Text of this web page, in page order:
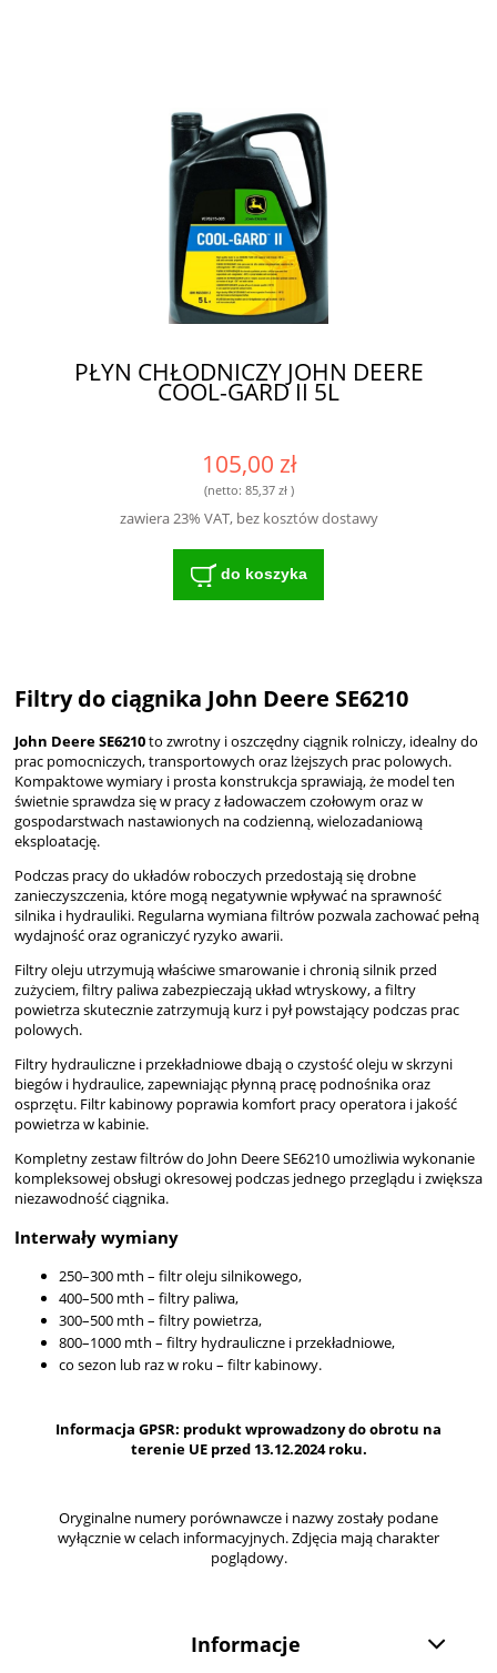
PŁYN CHŁODNICZY JOHN DEERE
COOL-GARD II 5L
105,00 zł
(netto: 85,37 zł)
zawiera 23% VAT, bez kosztów dostawy
do koszyka
Filtry do ciągnika John Deere SE6210
John Deere SE6210to zwrotny i oszczędny ciągnik rolniczy, idealny do
prac pomocniczych, transportowych oraz lżejszych prac polowych.
Kompaktowe wymiary i prosta konstrukcja sprawiają, że model ten
świetnie sprawdza się w pracy z ładowaczem czołowym oraz w
gospodarstwach nastawionych na codzienną, wielozadaniową
eksploatację.
Podczas pracy do układów roboczych przedostają się drobne
zanieczyszczenia, które mogą negatywnie wpływać na sprawność
silnika i hydrauliki. Regularna wymiana filtrów pozwala zachować pełną
wydajność oraz ograniczyć ryzyko awarii.
Filtry oleju utrzymują właściwe smarowanie i chronią silnik przed
zużyciem, filtry paliwa zabezpieczają układ wtryskowy, a filtry
powietrza skutecznie zatrzymują kurz i pył powstający podczas prac
polowych.
Filtry hydrauliczne i przekładniowe dbają o czystość oleju w skrzyni
biegów i hydraulice, zapewniając płynną pracę podnośnika oraz
osprzętu. Filtr kabinowy poprawia komfort pracy operatora i jakość
powietrza w kabinie.
Kompletny zestaw filtrów do John Deere SE6210 umożliwia wykonanie
kompleksowej obsługi okresowej podczas jednego przeglądu i zwiększa
niezawodność ciągnika.
Interwały wymiany
250–300 mth – filtr oleju silnikowego,
400–500 mth – filtry paliwa,
300–500 mth – filtry powietrza,
800–1000 mth – filtry hydrauliczne i przekładniowe,
co sezon lub raz w roku – filtr kabinowy.
Informacja GPSR: produkt wprowadzony do obrotu na
terenie UE przed 13.12.2024 roku.
Oryginalne numery porównawcze i nazwy zostały podane
wyłącznie w celach informacyjnych. Zdjęcia mają charakter
poglądowy.
Informacje